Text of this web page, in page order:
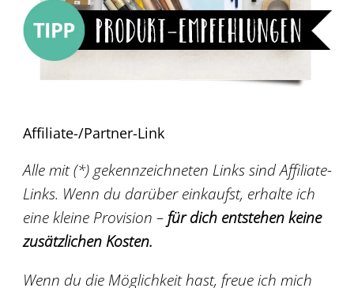
Affiliate-/Partner-Link
Alle mit (*) gekennzeichneten Links sind Affiliate-
Links. Wenn du darüber einkaufst, erhalte ich
eine kleine Provision – für dich entstehen keine
zusätzlichen Kosten.
Wenn du die Möglichkeit hast, freue ich mich